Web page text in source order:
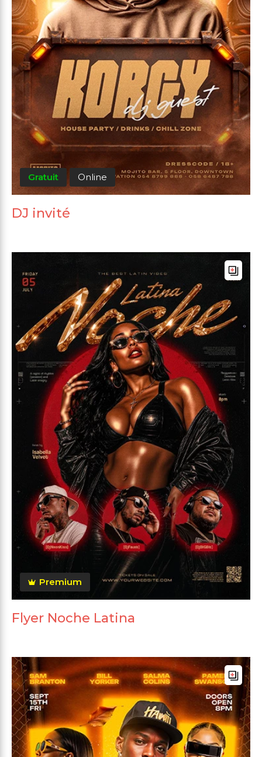
Gratuit Online
DJ invité
Premium
Flyer Noche Latina